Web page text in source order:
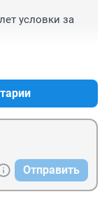
условки за
Отправить